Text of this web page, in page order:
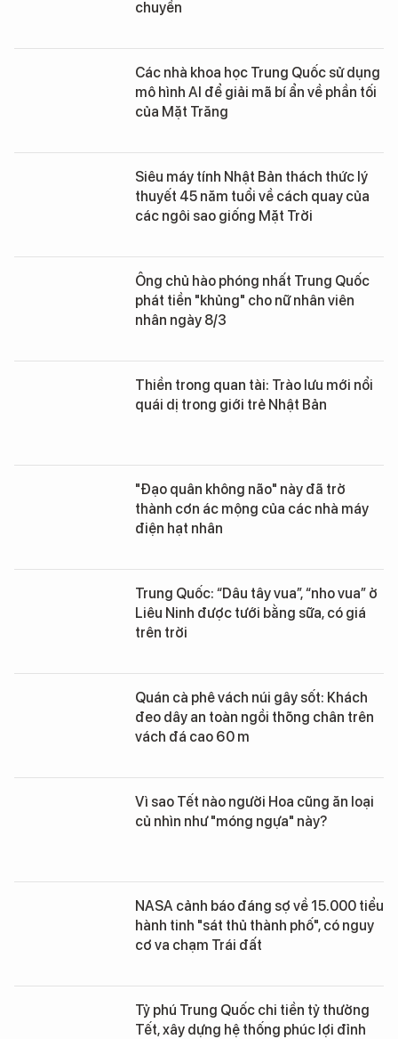
chuyền
Các nhà khoa học Trung Quốc sử dụng
mô hình AI để giải mã bí ẩn về phần tối
của Mặt Trăng
Siêu máy tính Nhật Bản thách thức lý
thuyết 45 năm tuổi về cách quay của
các ngôi sao giống Mặt Trời
Ông chủ hào phóng nhất Trung Quốc
phát tiền "khủng" cho nữ nhân viên
nhân ngày 8/3
Thiền trong quan tài: Trào lưu mới nổi
quái dị trong giới trẻ Nhật Bản
"Đạo quân không não" này đã trở
thành cơn ác mộng của các nhà máy
điện hạt nhân
Trung Quốc: “Dâu tây vua”, “nho vua” ở
Liêu Ninh được tưới bằng sữa, có giá
trên trời
Quán cà phê vách núi gây sốt: Khách
đeo dây an toàn ngồi thõng chân trên
vách đá cao 60 m
Vì sao Tết nào người Hoa cũng ăn loại
củ nhìn như "móng ngựa" này?
NASA cảnh báo đáng sợ về 15.000 tiểu
hành tinh "sát thủ thành phố", có nguy
cơ va chạm Trái đất
Tỷ phú Trung Quốc chi tiền tỷ thưởng
Tết, xây dựng hệ thống phúc lợi đỉnh